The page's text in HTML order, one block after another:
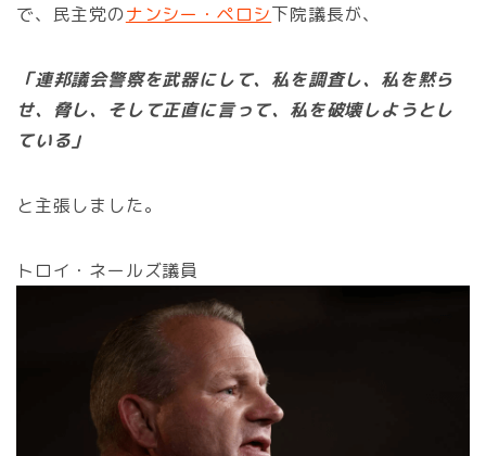
で、民主党のナンシー・ペロシ下院議長が、
「連邦議会警察を武器にして、私を調査し、私を黙ら
せ、脅し、そして正直に言って、私を破壊しようとし
ている」
と主張しました。
トロイ・ネールズ議員